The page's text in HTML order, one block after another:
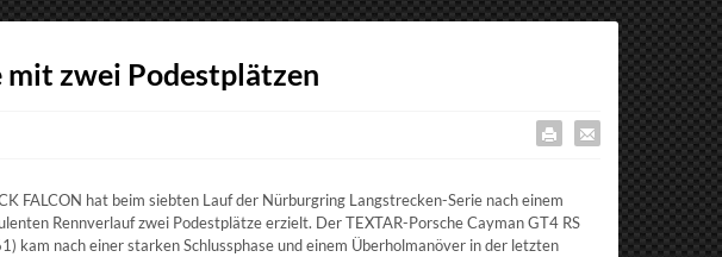
mit zwei Podestplätzen
FALCON hat beim siebten Lauf der Nürburgring Langstrecken-Serie nach einem
Rennverlauf zwei Podestplätze erzielt. Der TEXTAR-Porsche Cayman GT4 RS
kam nach einer starken Schlussphase und einem Überholmanöver in der letzten